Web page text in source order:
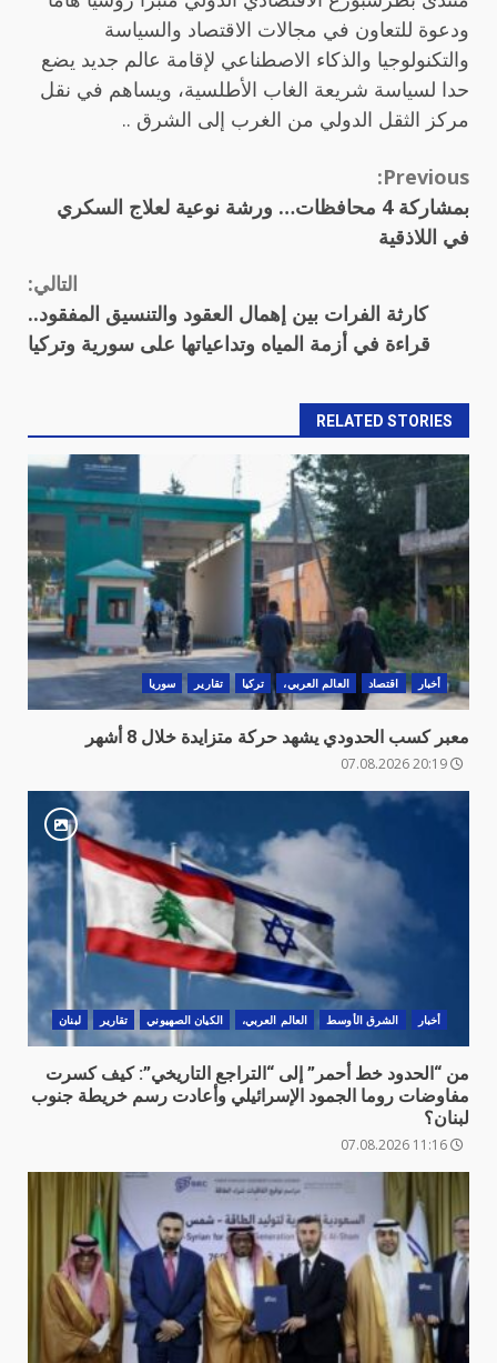
ودعوة للتعاون في مجالات الاقتصاد والسياسة
والتكنولوجيا والذكاء الاصطناعي لإقامة عالم جديد يضع
حدا لسياسة شريعة الغاب الأطلسية، ويساهم في نقل
مركز الثقل الدولي من الغرب إلى الشرق ..
Continue
Reading
Previous:
بمشاركة 4 محافظات… ورشة نوعية لعلاج السكري
في اللاذقية
التالي:
كارثة الفرات بين إهمال العقود والتنسيق المفقود..
قراءة في أزمة المياه وتداعياتها على سورية وتركيا
RELATED STORIES
أخبار اقتصاد العالم العربي، تركيا تقارير سوريا
معبر كسب الحدودي يشهد حركة متزايدة خلال 8 أشهر
أخبار الشرق الأوسط العالم العربي، الكيان الصهيوني تقارير لبنان
من “الحدود خط أحمر” إلى “التراجع التاريخي”: كيف كسرت
مفاوضات روما الجمود الإسرائيلي وأعادت رسم خريطة جنوب
لبنان؟